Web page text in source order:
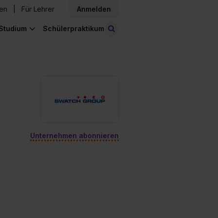
Für Lehrer Anmelden
Schülerpraktikum
Unternehmen abonnieren